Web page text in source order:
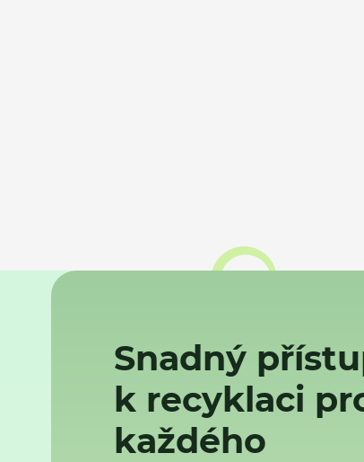
Snadný
k recyklaci
každého